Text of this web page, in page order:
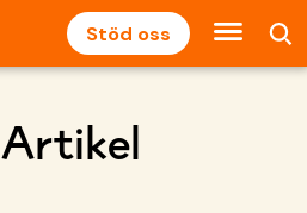
Stöd oss
Artikel